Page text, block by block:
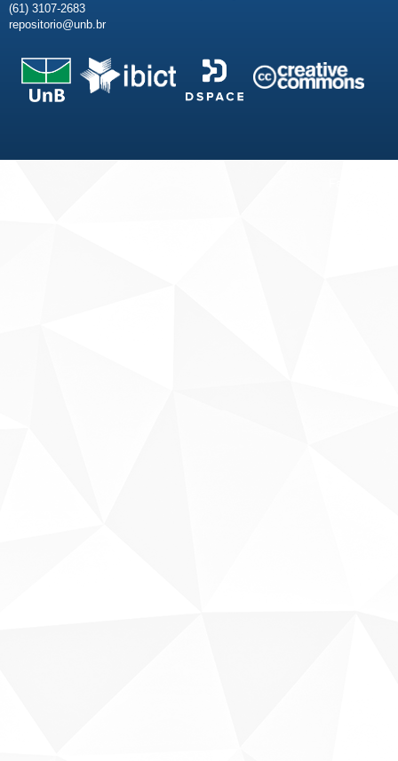
(61) 3107-2683
repositorio@unb.br